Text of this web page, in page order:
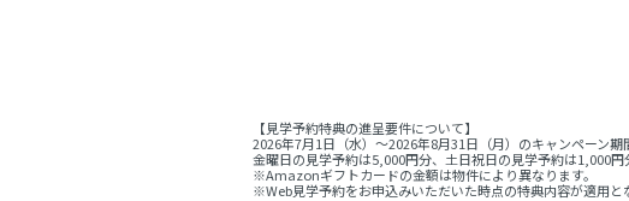
【見学予約特典の進呈要件について】
2026年7月1日（水）～2026年8月31日（月）のキャンペーン
金曜日の見学予約は5,000円分、土日祝日の見学予約は1,000円
※Amazonギフトカードの金額は物件により異なります。
※Web見学予約をお申込みいただいた時点の特典内容が適用と